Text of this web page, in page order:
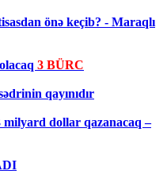
önə keçib? - Maraqlı
3 BÜRC
qayınıdır
dollar qazanacaq –